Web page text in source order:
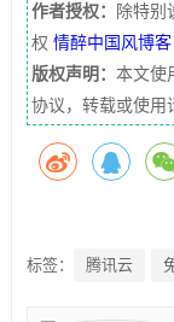
作者授权：
除特别
权 情醉中国风博客
版权声明： 本文使
协议，转载或使用
标签： 腾讯云